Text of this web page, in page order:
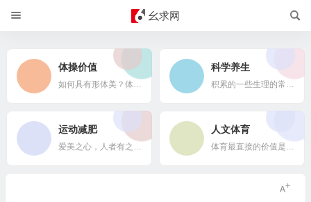
幺求网
体操价值
如何具有形体美？体操来帮您！
科学养生
积累的一些生理的常识，帮助大家累积科学养生的方法体系，同时也是科学验证养生的策略。
运动减肥
爱美之心，人者有之！追求形体美，本身是一种高尚情操！谈一谈，在健康基础之上的运动减肥思路和方法。以期能够达到运动减肥之目的。美在路上！
人文体育
体育最直接的价值是竞争精神。人文体育是探究通过体育运动如何体现竞争精神的主题。当您迷茫的时候，人文体育是一剂快乐方剂；当您培养孩子的时候，人文体育是最得力的帮手，没有之一！【编制寄语202406101033】